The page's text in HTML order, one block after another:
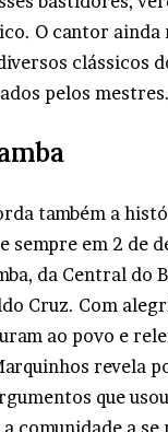
O cantor ainda
clássicos
pelos mestres.
também a
sempre em 2 de
da Central do
Cruz. Com
ao povo e
revela
que
comunidade a